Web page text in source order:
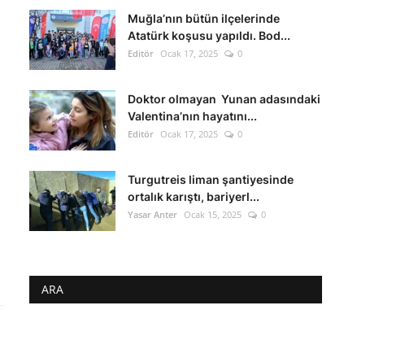
Muğla’nın bütün ilçelerinde
Atatürk koşusu yapıldı. Bod...
Editör Ocak 17, 2025 0
Doktor olmayan Yunan adasındaki
Valentina’nın hayatını...
Editör Ocak 17, 2025 0
Turgutreis liman şantiyesinde
ortalık karıştı, bariyerl...
Yasar Anter Ocak 15, 2025 0
ARA